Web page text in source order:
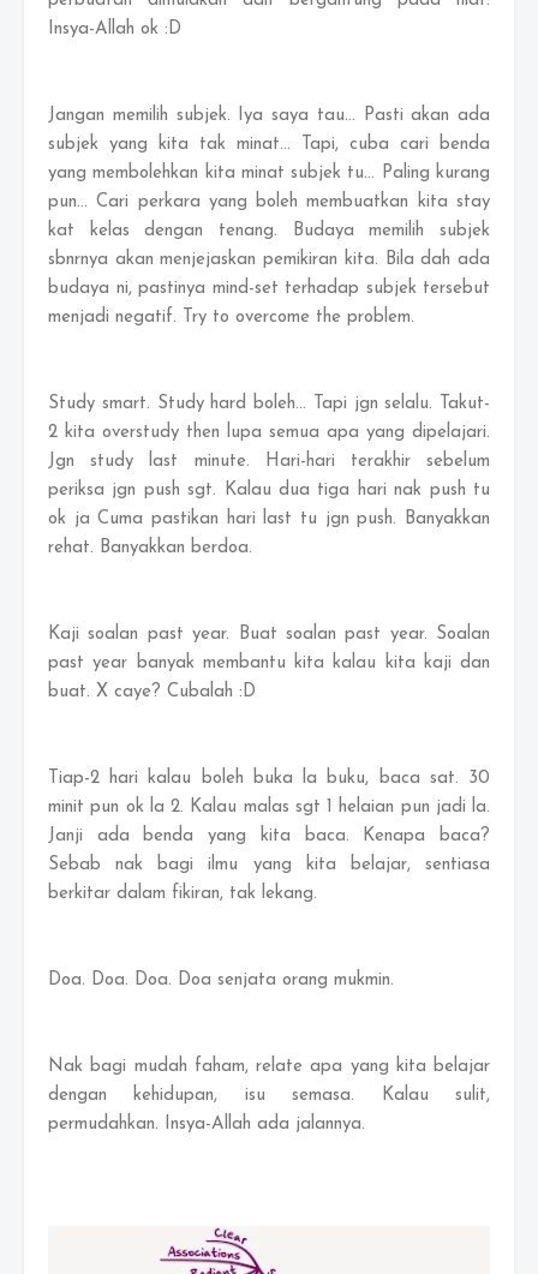
Insya-Allah ok :D
Jangan memilih subjek. Iya saya tau... Pasti akan ada
subjek yang kita tak minat... Tapi, cuba cari benda
yang membolehkan kita minat subjek tu... Paling kurang
pun... Cari perkara yang boleh membuatkan kita stay
kat kelas dengan tenang. Budaya memilih subjek
sbnrnya akan menjejaskan pemikiran kita. Bila dah ada
budaya ni, pastinya mind-set terhadap subjek tersebut
menjadi negatif. Try to overcome the problem.
Study smart. Study hard boleh... Tapi jgn selalu. Takut-
2 kita overstudy then lupa semua apa yang dipelajari.
Jgn study last minute. Hari-hari terakhir sebelum
periksa jgn push sgt. Kalau dua tiga hari nak push tu
ok ja Cuma pastikan hari last tu jgn push. Banyakkan
rehat. Banyakkan berdoa.
Kaji soalan past year. Buat soalan past year. Soalan
past year banyak membantu kita kalau kita kaji dan
buat. X caye? Cubalah :D
Tiap-2 hari kalau boleh buka la buku, baca sat. 30
minit pun ok la 2. Kalau malas sgt 1 helaian pun jadi la.
Janji ada benda yang kita baca. Kenapa baca?
Sebab nak bagi ilmu yang kita belajar, sentiasa
berkitar dalam fikiran, tak lekang.
Doa. Doa. Doa. Doa senjata orang mukmin.
Nak bagi mudah faham, relate apa yang kita belajar
dengan kehidupan, isu semasa. Kalau sulit,
permudahkan. Insya-Allah ada jalannya.